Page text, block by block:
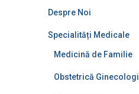
Despre Noi
Specialități Medicale
Medicină de Familie
Obstetrică